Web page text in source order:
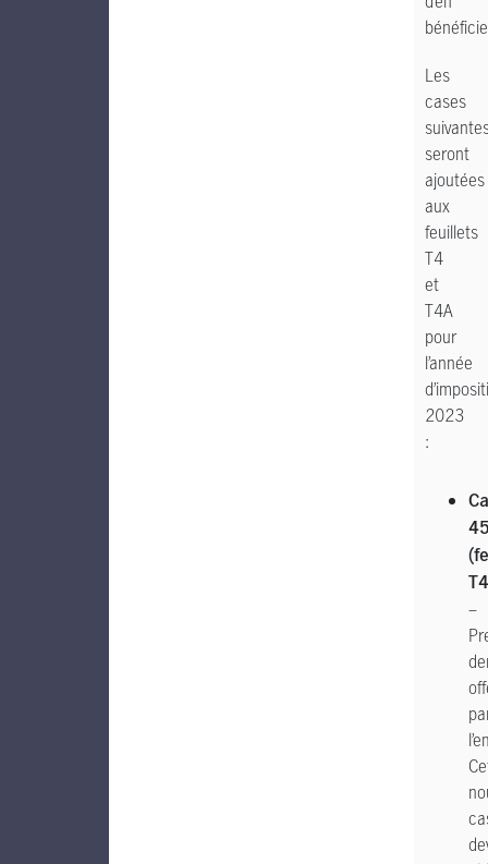
Les
cases
seront
ajoutées
aux
feuillets
T4
et
T4A
pour
l’année
2023
:
–